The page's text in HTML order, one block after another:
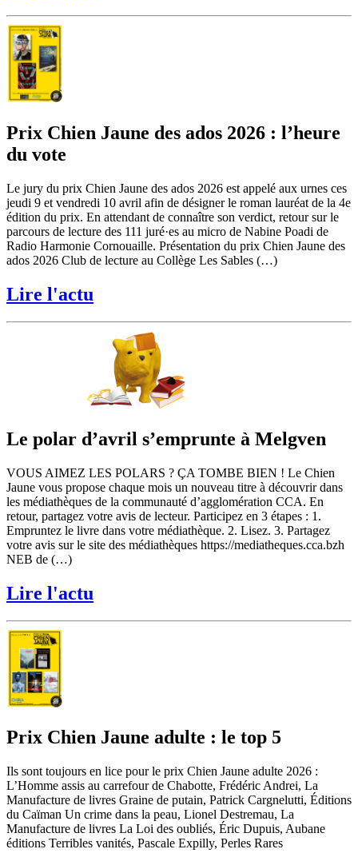
Prix Chien Jaune des ados 2026 : l’heure
du vote
Le jury du prix Chien Jaune des ados 2026 est appelé aux urnes ces
jeudi 9 et vendredi 10 avril afin de désigner le roman lauréat de la 4e
édition du prix. En attendant de connaître son verdict, retour sur le
parcours de lecture des 111 juré·es au micro de Nabine Poadi de
Radio Harmonie Cornouaille. Présentation du prix Chien Jaune des
ados 2026 Club de lecture au Collège Les Sables (…)
Lire l'actu
Le polar d’avril s’emprunte à Melgven
VOUS AIMEZ LES POLARS ? ÇA TOMBE BIEN ! Le Chien
Jaune vous propose chaque mois un nouveau titre à découvrir dans
les médiathèques de la communauté d’agglomération CCA. En
retour, partagez votre avis de lecteur. Participez en 3 étapes : 1.
Empruntez le livre dans votre médiathèque. 2. Lisez. 3. Partagez
votre avis sur le site des médiathèques https://mediatheques.cca.bzh
NEB de (…)
Lire l'actu
Prix Chien Jaune adulte : le top 5
Ils sont toujours en lice pour le prix Chien Jaune adulte 2026 :
L’Homme assis au carrefour de Chabotte, Frédéric Andrei, La
Manufacture de livres Graine de putain, Patrick Cargnelutti, Éditions
du Caïman Un crime dans la peau, Lionel Destremau, La
Manufacture de livres La Loi des oubliés, Éric Dupuis, Aubane
éditions Terribles vanités, Pascale Expilly, Perles Rares